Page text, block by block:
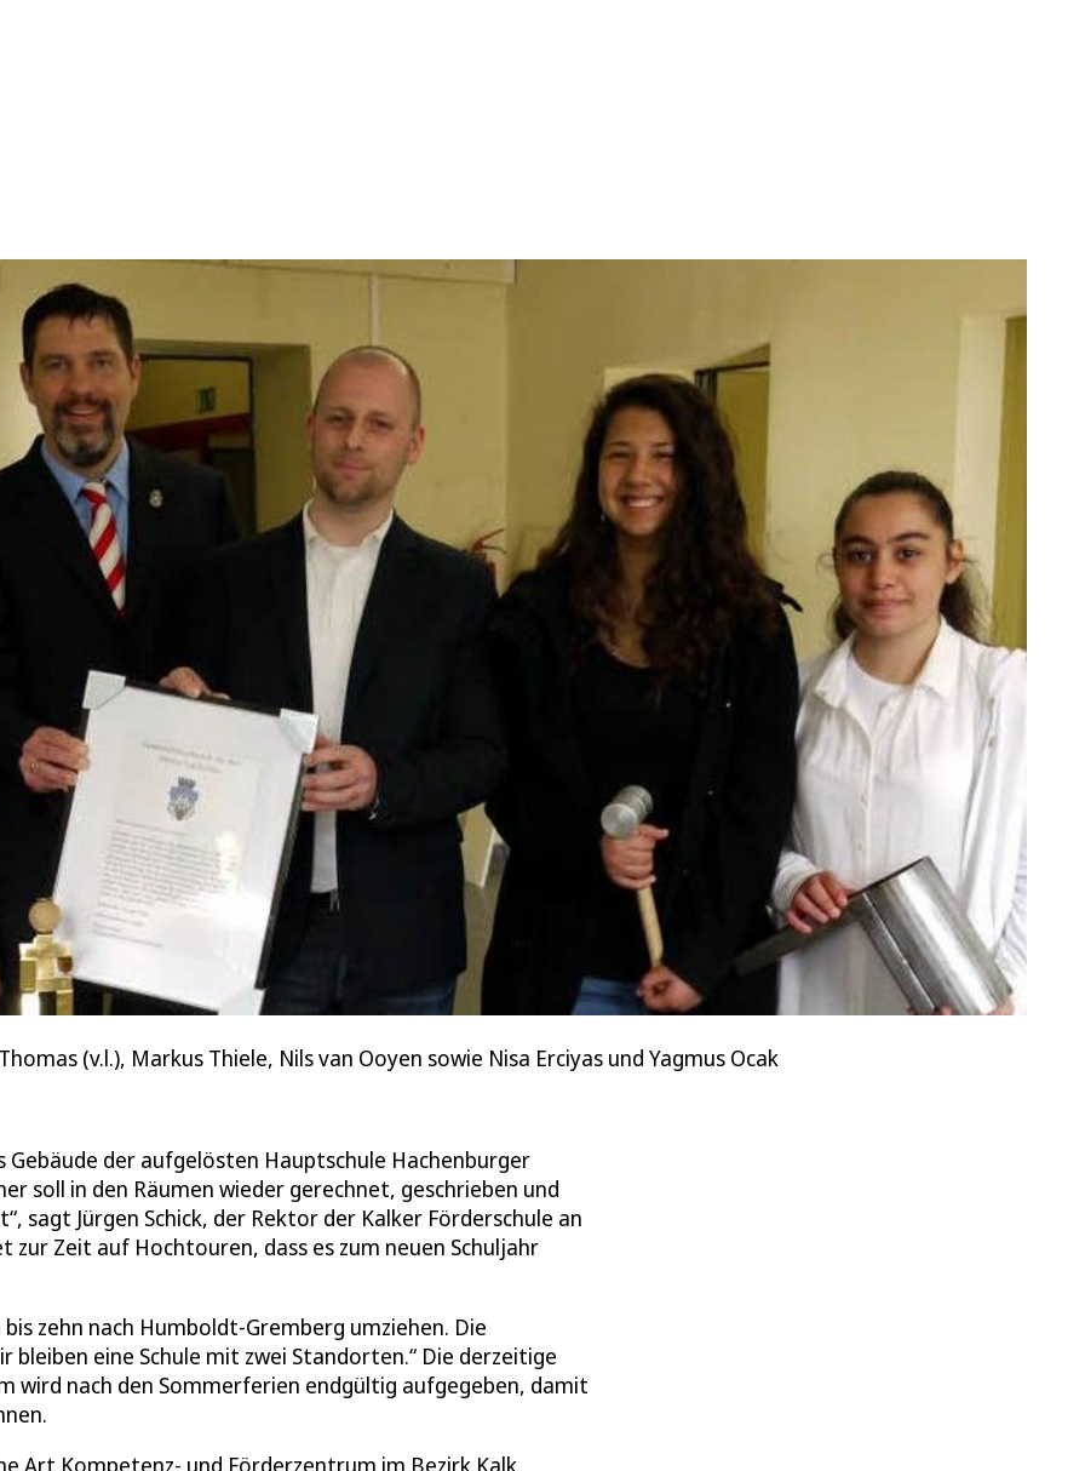
(v.l.), Markus Thiele, Nils van Ooyen sowie Nisa Erciyas und Yagmus Ocak
Gebäude der aufgelösten Hauptschule Hachenburger
soll in den Räumen wieder gerechnet, geschrieben und
sagt Jürgen Schick, der Rektor der Kalker Förderschule an
Zeit auf Hochtouren, dass es zum neuen Schuljahr
zehn nach Humboldt-Gremberg umziehen. Die
bleiben eine Schule mit zwei Standorten.“ Die derzeitige
wird nach den Sommerferien endgültig aufgegeben, damit
Art Kompetenz- und Förderzentrum im Bezirk Kalk